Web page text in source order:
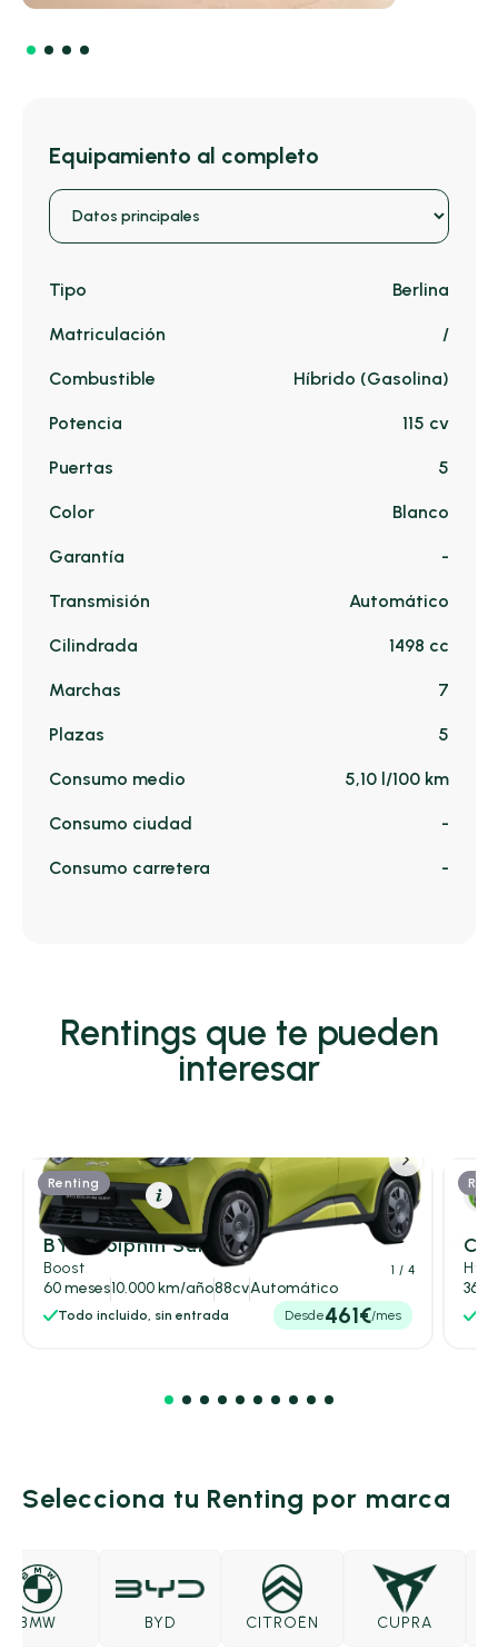
Equipamiento al completo
Tipo Berlina
Matriculación /
Combustible Híbrido (Gasolina)
Potencia 115 cv
Puertas 5
Color Blanco
Garantía -
Transmisión Automático
Cilindrada 1498 cc
Marchas 7
Plazas 5
Consumo medio 5,10 l/100 km
Consumo ciudad -
Consumo carretera -
Rentings que te pueden
interesar
1 / 4
Renting
Eléctrico Resumen
BYD Dolphin Surf
Boost
60 meses10.000 km/año88cvAutomático
Todo incluido, sin entrada Desde461€/mes
36
Selecciona tu Renting por marca
BYD CITROËN CUPRA